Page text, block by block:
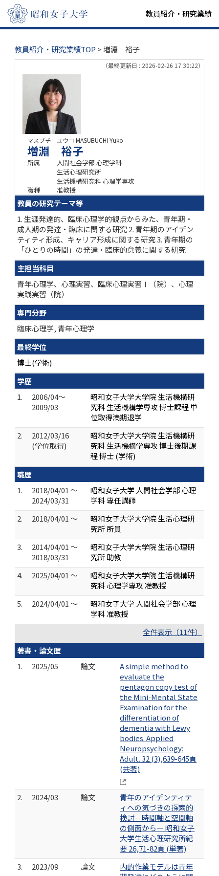
教員紹介・研究業績
教員紹介・研究業績TOP > 増淵 裕子
（最終更新日 : 2026-02-26 17:30:22）
マスブチ ユウコ MASUBUCHI Yuko
増淵 裕子
所属
人間社会学部 心理学科
生活心理研究所
生活機構研究科 心理学専攻
職種
准教授
教員の研究テーマ等
1. 生涯発達的、臨床心理学的観点からみた、青年期・
成人期の発達・臨床に関する研究 2. 青年期のアイデン
ティティ形成、キャリア形成に関する研究 3. 青年期の
「ひとりの時間」の発達・臨床的意義に関する研究
主担当科目
青年心理学、心理実習、臨床心理実習Ⅰ（院）、心理
実践実習（院）
専門分野
臨床心理学, 青年心理学
最終学位
博士(学術)
学歴
1.
2006/04～
2009/03
昭和女子大学大学院 生活機構研
究科 生活機構学専攻 博士課程 単
位取得満期退学
2.
2012/03/16
(学位取得)
昭和女子大学大学院 生活機構研
究科 生活機構学専攻 博士後期課
程 博士 (学術)
職歴
1.
2018/04/01 ～
2024/03/31
昭和女子大学 人間社会学部 心理
学科 専任講師
2.
2018/04/01 ～
昭和女子大学大学院 生活心理研
究所 所員
3.
2014/04/01 ～
2018/03/31
昭和女子大学大学院 生活心理研
究所 助教
4.
2025/04/01 ～
昭和女子大学大学院 生活機構研
究科 心理学専攻 准教授
5.
2024/04/01 ～
昭和女子大学 人間社会学部 心理
学科 准教授
全件表示（11件）
著書・論文歴
1.
2025/05 論文
A simple method to
evaluate the
pentagon copy test of
the Mini-Mental State
Examination for the
differentiation of
dementia with Lewy
bodies. Applied
Neuropsychology:
Adult. 32 (3),639-645頁
(共著)
2. 2024/03 論文
青年のアイデンティテ
ィへの気づきの探索的
検討―時間軸と空間軸
の側面から― 昭和女子
大学生活心理研究所紀
要 26,71-82頁 (単著)
3.
2023/09 論文
内的作業モデルは青年